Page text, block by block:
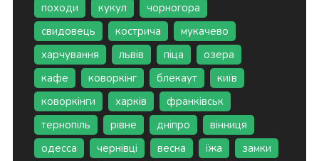
походи
кукул
чорногора
свидовець
кострича
мукачево
харчування
львів піца
озера
кафе
коворкінг блекаут
київ
коворкінги
харків
франківськ
тернопіль
рівне дніпро
вінниця
одесса
чернівці весна їжа
замки